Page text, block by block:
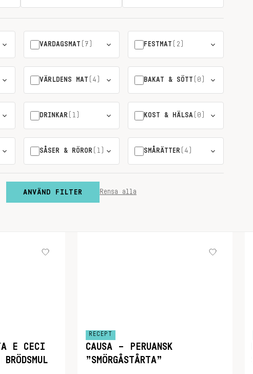
VARDAGSMAT (7) FESTMAT (2)
VÄRLDENS MAT (4) BAKAT & SÖTT (0)
DRINKAR(1) KOST & HÄLSA(0)
SÅSER & RÖROR(1) SMÅRÄTTER(4)
ANVÄND FILTER Rensa alla
E CECI
RECEPT
CAUSA – PERUANSK
”SMÖRGÅSTÅRTA”